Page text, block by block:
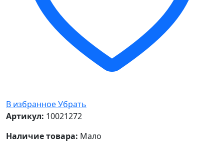
В избранноеУбрать
Артикул: 10021272
Наличие товара: Мало